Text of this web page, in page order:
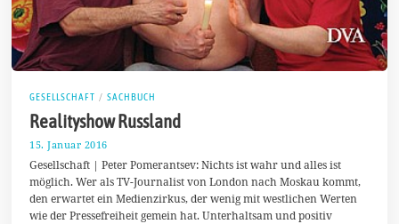
GESELLSCHAFT / SACHBUCH
Realityshow Russland
15. Januar 2016
.
J
a
n
Gesellschaft | Peter Pomerantsev: Nichts ist wahr und alles ist
möglich. Wer als TV-Journalist von London nach Moskau kommt,
den erwartet ein Medienzirkus, der wenig mit westlichen Werten
wie der Pressefreiheit gemein hat. Unterhaltsam und positiv